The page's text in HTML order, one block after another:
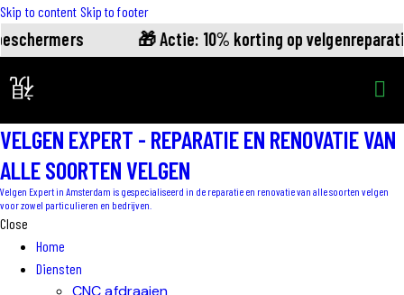
Skip to content Skip to footer
🎁 Actie: 10% korting op
VELGEN EXPERT - REPARATIE EN RENOVATIE VAN
ALLE SOORTEN VELGEN
Velgen Expert in Amsterdam is gespecialiseerd in de reparatie en renovatie van alle soorten velgen
voor zowel particulieren en bedrijven.
Close
Home
Diensten
CNC afdraaien